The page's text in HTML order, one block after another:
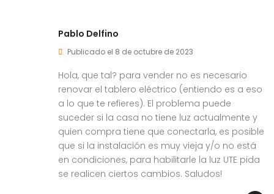
Pablo Delfino
Publicado el 8 de octubre de 2023
Hola, que tal? para vender no es necesario
renovar el tablero eléctrico (entiendo es a eso
a lo que te refieres). El problema puede
suceder si la casa no tiene luz actualmente y
quien compra tiene que conectarla, es posible
que si la instalación es muy vieja y/o no está
en condiciones, para habilitarle la luz UTE pida
se realicen ciertos cambios. Saludos!